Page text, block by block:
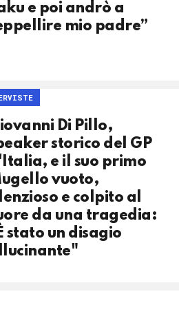
e poi andrò a
mio padre”
Di Pillo,
storico del GP
e il suo primo
vuoto,
e colpito al
da una tragedia:
stato un disagio